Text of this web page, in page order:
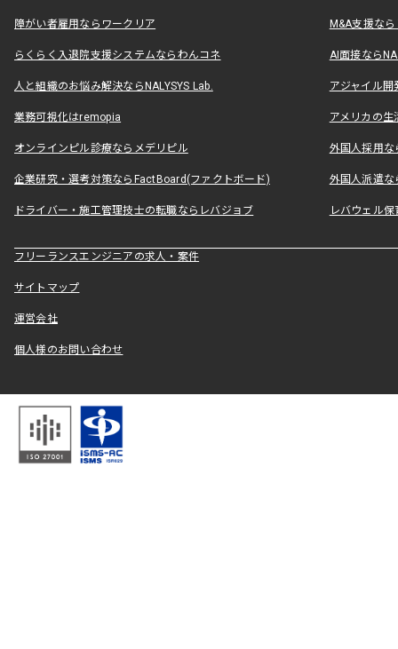
障がい者雇用ならワークリア M&A支援な
らくらく入退院支援システムならわんコネ AI面接なら
人と組織のお悩み解決ならNALYSYS Lab. アジャイル
業務可視化はremopia アメリカの
オンラインピル診療ならメデリピル 外国人採用
企業研究・選考対策ならFactBoard(ファクトボード) 外国人派遣な
ドライバー・施工管理技士の転職ならレバジョブ レバウェル
フリーランスエンジニアの求人・案件
サイトマップ
運営会社
個人様のお問い合わせ